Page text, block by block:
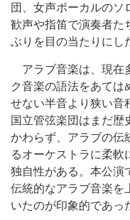
団、女声ボーカルのソ
歓声や指笛で演奏者た
ぶりを目の当たりにし
アラブ音楽は、現在
ク音楽の語法をあては
せない半音より狭い音
国立管弦楽団はまだ歴
かわらず、アラブの伝
るオーケストラに柔軟
独自性がある。本公演
伝統的なアラブ音楽を
いたのが印象的であっ